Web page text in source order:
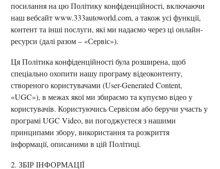
посилання на цю Політику конфіденційності, включаючи
наш вебсайт www.333autoworld.com, а також усі функції,
контент та інші послуги, які ми надаємо через ці онлайн-
ресурси (далі разом – «Сервіс»).
Ця Політика конфіденційності була розширена, щоб
спеціально охопити нашу програму відеоконтенту,
створеного користувачами (User-Generated Content,
«UGC»), в межах якої ми збираємо та купуємо відео у
користувачів. Користуючись Сервісом або беручи участь у
програмі UGC Video, ви погоджуєтеся з нашими
принципами збору, використання та розкриття
інформації, описаними в цій Політиці.
2. ЗБІР ІНФОРМАЦІЇ